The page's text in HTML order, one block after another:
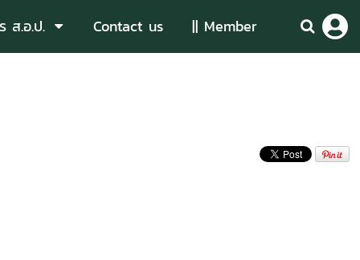
ส.อ.ป. Contact us || Member